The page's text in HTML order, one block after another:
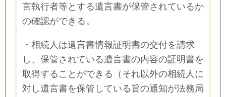
言執行者等とする遺言書が保管されているか
の確認ができる。
・相続人は遺言書情報証明書の交付を請求
し、保管されている遺言書の内容の証明書を
取得することができる（それ以外の相続人に
対し遺言書を保管している旨の通知が法務局